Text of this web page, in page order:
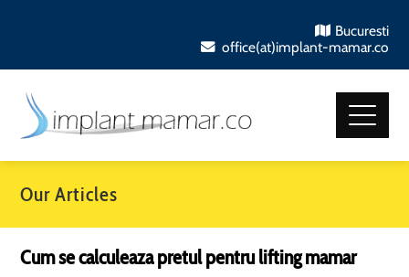
Bucuresti
office(at)implant-mamar.co
Our Articles
Cum se calculeaza pretul pentru lifting mamar